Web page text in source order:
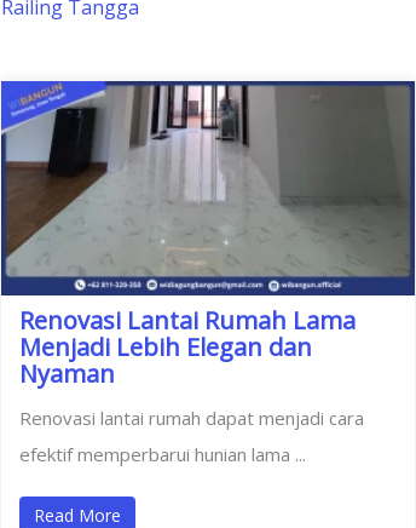
Railing Tangga
Renovasi Lantai Rumah Lama
Menjadi Lebih Elegan dan
Nyaman
Renovasi lantai rumah dapat menjadi cara
efektif memperbarui hunian lama ...
Read More